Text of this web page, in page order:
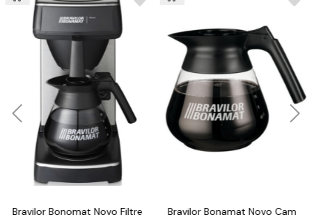
Novo Filtre
Bravilor Bonamat Novo Cam
Bravilor